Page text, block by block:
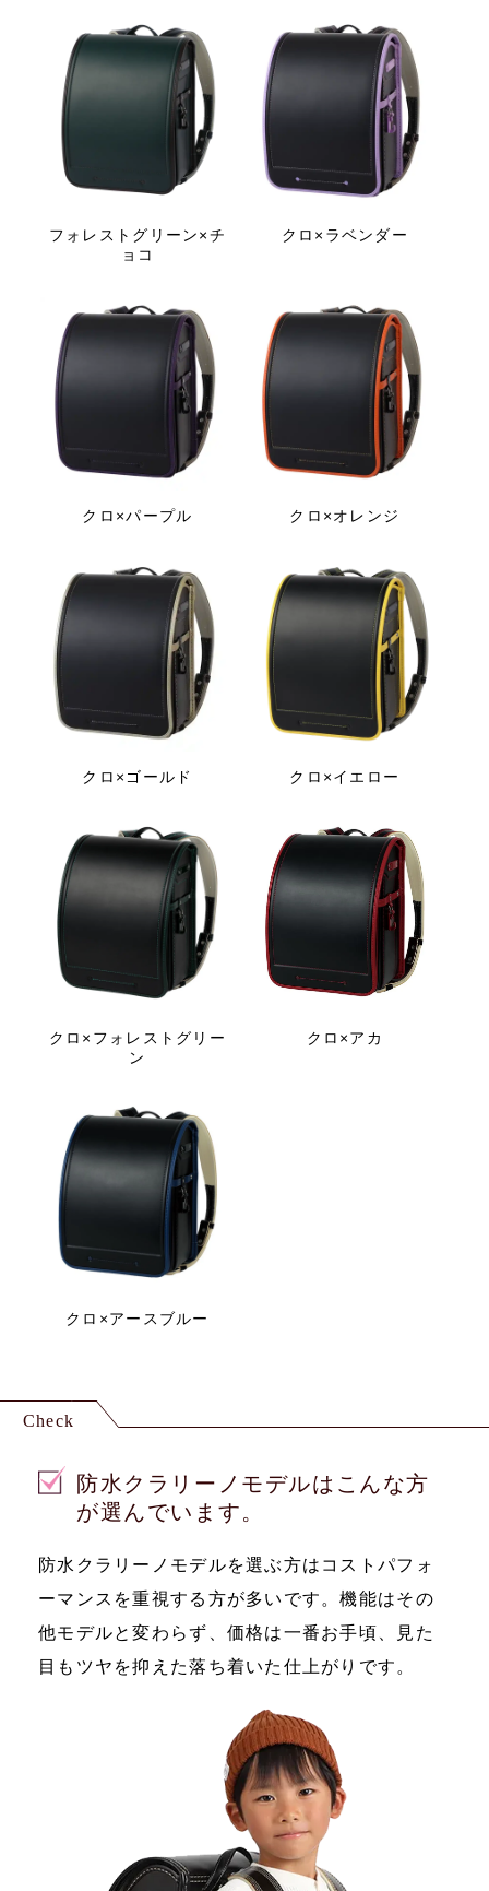
フォレストグリーン×チ
ョコ
クロ×ラベンダー
クロ×パープル クロ×オレンジ
クロ×ゴールド クロ×イエロー
クロ×フォレストグリー
ン
クロ×アカ
クロ×アースブルー
Check
防水クラリーノモデルはこんな方
が選んでいます。
防水クラリーノモデルを選ぶ方はコストパフォ
ーマンスを重視する方が多いです。機能はその
他モデルと変わらず、価格は一番お手頃、見た
目もツヤを抑えた落ち着いた仕上がりです。